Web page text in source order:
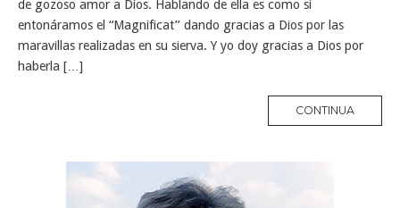
de gozoso amor a Dios. Hablando de ella es como si
entonáramos el “Magnificat’’ dando gracias a Dios por las
maravillas realizadas en su sierva. Y yo doy gracias a Dios por
haberla […]
CONTINUAMORE